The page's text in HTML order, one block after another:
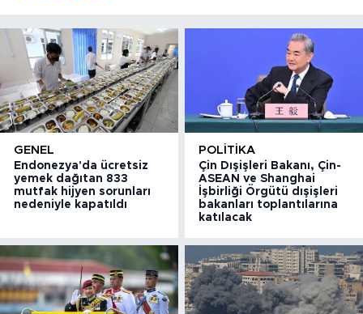
GENEL
Endonezya'da ücretsiz
yemek dağıtan 833
mutfak hijyen sorunları
nedeniyle kapatıldı
POLITIKA
Çin Dışişleri Bakanı, Çin-
ASEAN ve Shanghai
İşbirliği Örgütü dışişleri
bakanları toplantılarına
katılacak